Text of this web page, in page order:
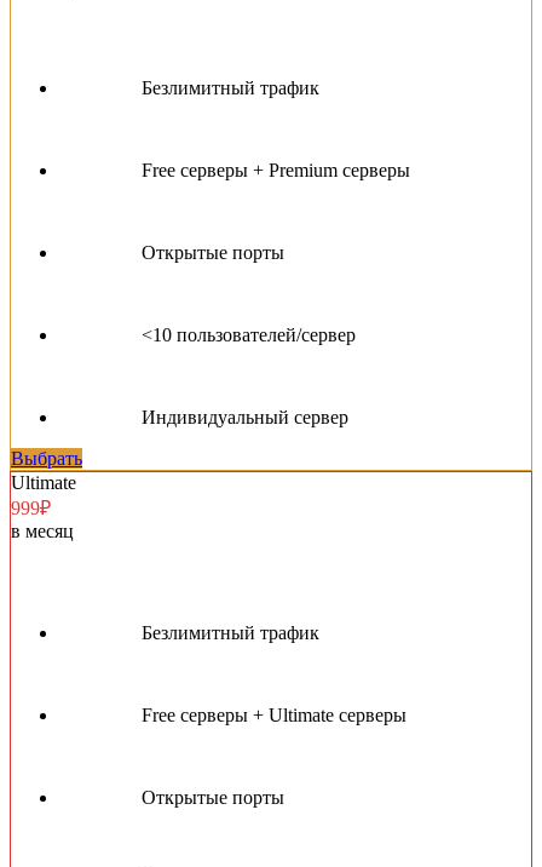
Безлимитный трафик
Free серверы + Premium серверы
Открытые порты
<10 пользователей/сервер
Индивидуальный сервер
Выбрать
Ultimate
999₽
в месяц
Безлимитный трафик
Free серверы + Ultimate серверы
Открытые порты